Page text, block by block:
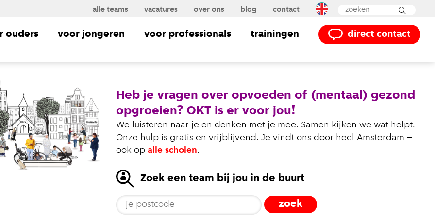
alle teams vacatures over ons blog contact
Powered by Translate
ouders voor jongeren voor professionals trainingen direct contact
Heb je vragen over opvoeden of (mentaal) gezond
opgroeien? OKT is er voor jou!
We luisteren naar je en denken met je mee. Samen kijken we wat helpt.
Onze hulp is gratis en vrijblijvend. Je vindt ons door heel Amsterdam –
ook op alle scholen.
Zoek een team bij jou in de buurt